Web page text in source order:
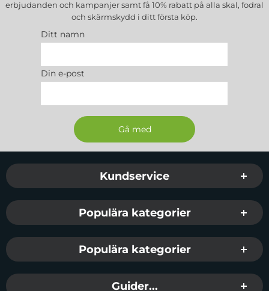
erbjudanden och kampanjer samt få 10% rabatt på alla skal, fodral
och skärmskydd i ditt första köp.
Ditt namn
Din e-post
Sidfot Blandad info och länkar
Kundservice
Populära kategorier
Populära kategorier
Guider...